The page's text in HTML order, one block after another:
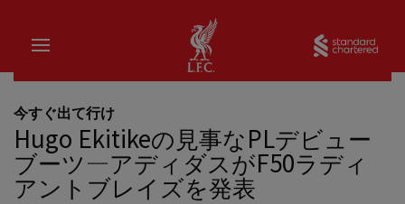
家
今すぐ出て行け
Hugo Ekitikeの見事なPLデビュー
ブーツ—アディダスがF50ラディ
アントブレイズを発表